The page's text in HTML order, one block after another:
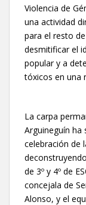
Violencia de
una actividad
para el resto
desmitificar el
popular y a
tóxicos en una
La carpa
Arguineguín ha
celebración de
de 3º y 4º de
concejala de
Alonso, y el